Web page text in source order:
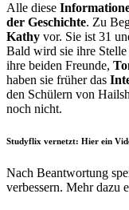
Alle diese
der Geschichte. Zu
Kathy vor. Sie ist 31
Bald wird sie ihre
ihre beiden Freunde,
haben sie früher das
den Schülern von
noch nicht.
Studyflix vernetzt: Hier ein
Nach Beantwortung
verbessern. Mehr dazu